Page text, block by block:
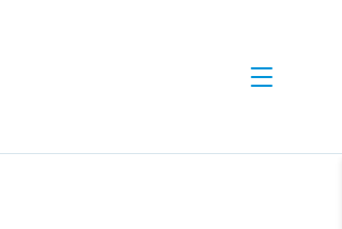
use up and down arrows to